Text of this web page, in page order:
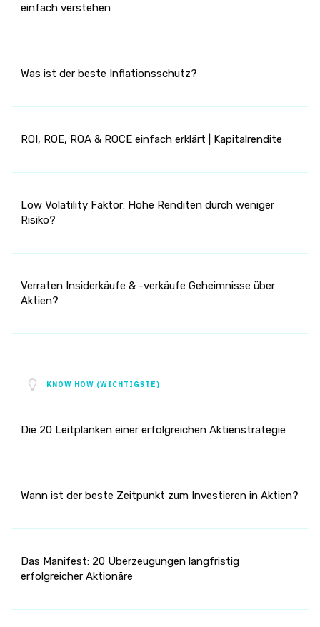
einfach verstehen
Was ist der beste Inflationsschutz?
ROI, ROE, ROA & ROCE einfach erklärt | Kapitalrendite
Low Volatility Faktor: Hohe Renditen durch weniger
Risiko?
Verraten Insiderkäufe & -verkäufe Geheimnisse über
Aktien?
KNOW HOW (WICHTIGSTE)
Die 20 Leitplanken einer erfolgreichen Aktienstrategie
Wann ist der beste Zeitpunkt zum Investieren in Aktien?
Das Manifest: 20 Überzeugungen langfristig
erfolgreicher Aktionäre